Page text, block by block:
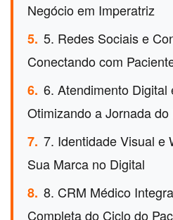
Negócio em Imperatriz
5. 5. Redes Sociais e
Conectando com
6. 6. Atendimento Digital
Otimizando a Jornada do
7. 7. Identidade Visual e
Sua Marca no Digital
8. 8. CRM Médico
Completa do Ciclo do